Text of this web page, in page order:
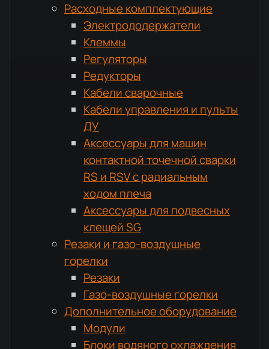
Расходные комплектующие
Электрододержатели
Клеммы
Регуляторы
Редукторы
Кабели сварочные
Кабели управления и пульты
ДУ
Аксессуары для машин
контактной точечной сварки
RS и RSV с радиальным
ходом плеча
Аксессуары для подвесных
клещей SG
Резаки и газо-воздушные
горелки
Резаки
Газо-воздушные горелки
Дополнительное оборудование
Модули
Блоки водяного охлаждения